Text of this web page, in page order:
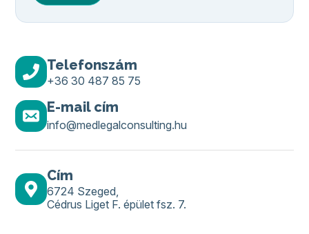
Telefonszám
+36 30 487 85 75
E-mail cím
info@medlegalconsulting.hu
Cím
6724 Szeged,
Cédrus Liget F. épület fsz. 7.